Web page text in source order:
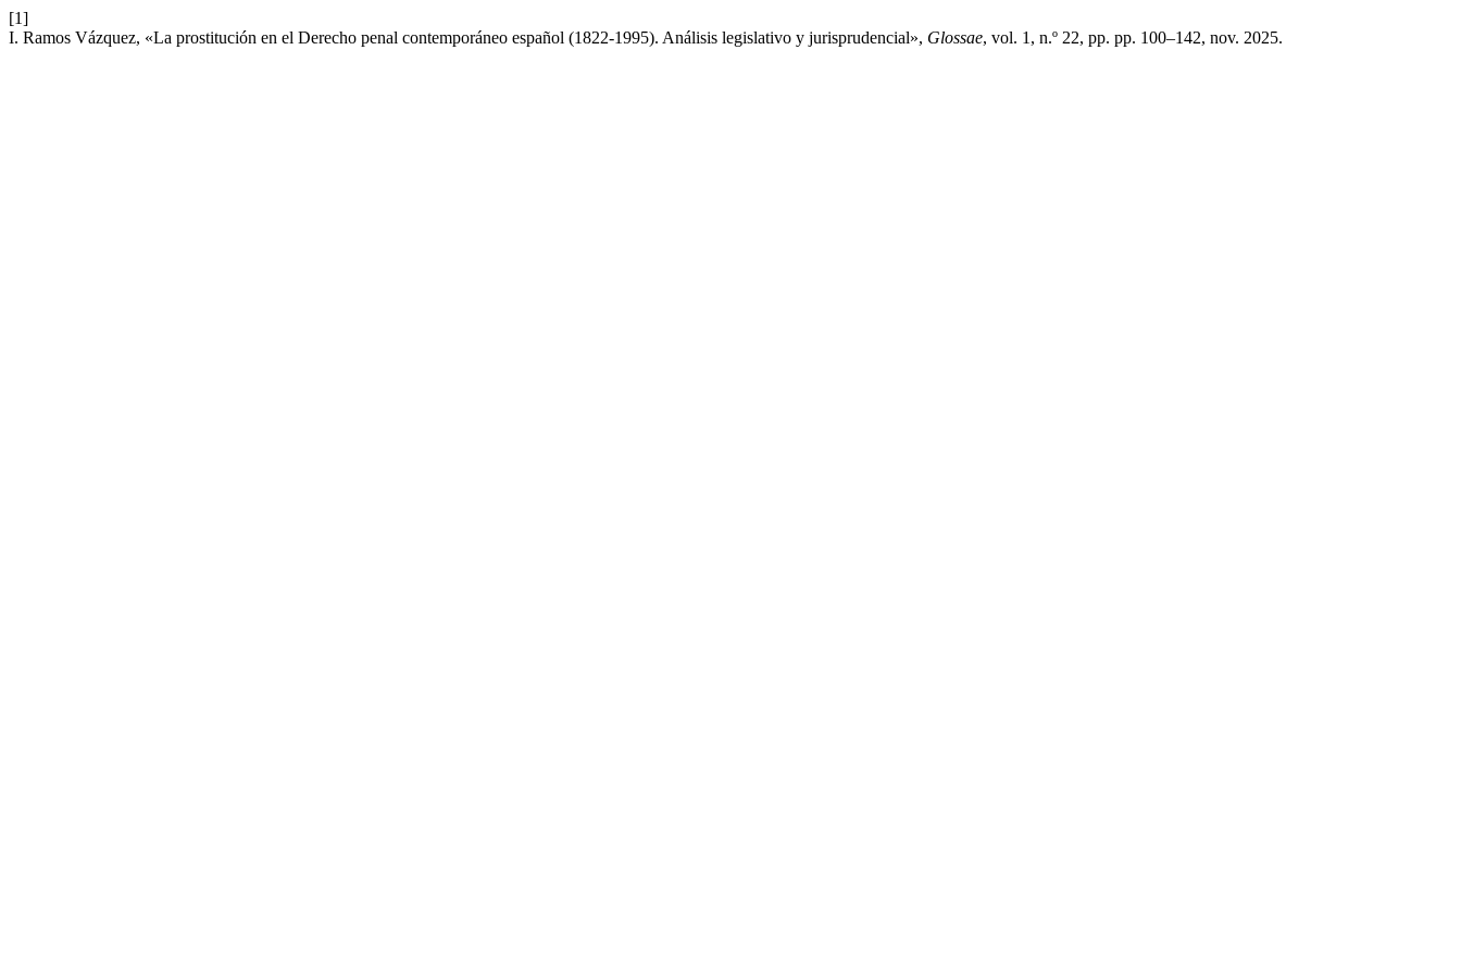
[1]
I. Ramos Vázquez, «La prostitución en el Derecho penal contemporáneo español (1822-1995). Análisis legislativo y jurisprudencial», Glossae, vol. 1, n.º 22, pp. pp. 100–142, nov. 2025.